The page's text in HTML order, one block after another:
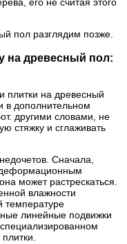
его не считая этого
пол разглядим позже.
на древесный пол:
плитки на древесный
в дополнительном
другими словами, не
стяжку и сглаживать
Сначала,
деформационным
может растрескаться.
влажности
температуре
линейные подвижки